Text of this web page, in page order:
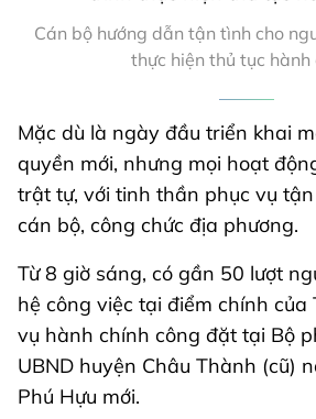
Cán bộ hướng dẫn tận tình cho
thực hiện thủ tục hành
Mặc dù là ngày đầu triển khai
quyền mới, nhưng mọi hoạt
trật tự, với tinh thần phục vụ
cán bộ, công chức địa phương.
Từ 8 giờ sáng, có gần 50 lượt
hệ công việc tại điểm chính của
vụ hành chính công đặt tại Bộ
UBND huyện Châu Thành (cũ)
Phú Hựu mới.